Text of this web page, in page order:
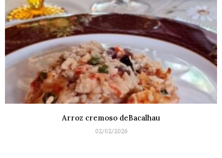
Arroz cremoso deBacalhau
02/02/2026